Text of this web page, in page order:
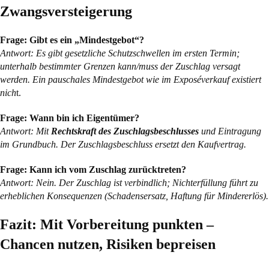
Zwangsversteigerung
Frage: Gibt es ein „Mindestgebot“?
Antwort: Es gibt gesetzliche Schutzschwellen im ersten Termin;
unterhalb bestimmter Grenzen kann/muss der Zuschlag versagt
werden. Ein pauschales Mindestgebot wie im Exposéverkauf existiert
nicht.
Frage: Wann bin ich Eigentümer?
Antwort: Mit Rechtskraft des Zuschlagsbeschlusses und Eintragung
im Grundbuch. Der Zuschlagsbeschluss ersetzt den Kaufvertrag.
Frage: Kann ich vom Zuschlag zurücktreten?
Antwort: Nein. Der Zuschlag ist verbindlich; Nichterfüllung führt zu
erheblichen Konsequenzen (Schadensersatz, Haftung für Mindererlös).
Fazit: Mit Vorbereitung punkten –
Chancen nutzen, Risiken bepreisen